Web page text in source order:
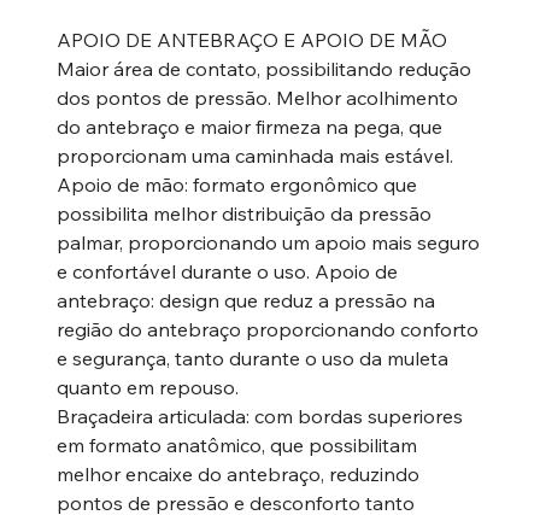
APOIO DE ANTEBRAÇO E APOIO DE MÃO
Maior área de contato, possibilitando redução
dos pontos de pressão. Melhor acolhimento
do antebraço e maior firmeza na pega, que
proporcionam uma caminhada mais estável.
Apoio de mão: formato ergonômico que
possibilita melhor distribuição da pressão
palmar, proporcionando um apoio mais seguro
e confortável durante o uso. Apoio de
antebraço: design que reduz a pressão na
região do antebraço proporcionando conforto
e segurança, tanto durante o uso da muleta
quanto em repouso.
Braçadeira articulada: com bordas superiores
em formato anatômico, que possibilitam
melhor encaixe do antebraço, reduzindo
pontos de pressão e desconforto tanto